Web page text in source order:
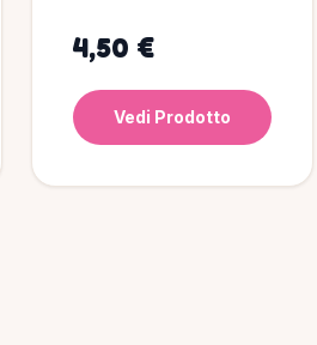
4,50 €
Vedi Prodotto